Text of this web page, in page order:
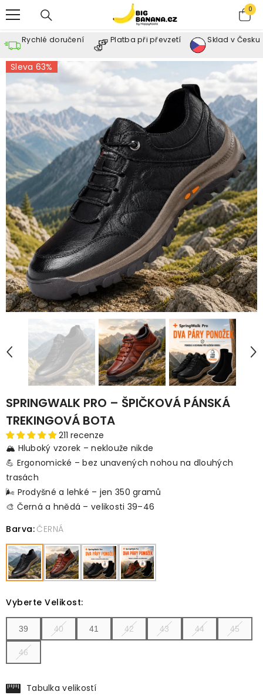
0
0
Rychlé doručení Platba při převzetí Sklad v Česku
Sleva 63%
SPRINGWALK PRO – ŠPIČKOVÁ PÁNSKÁ
TREKINGOVÁ BOTA
211 recenze
🏔️ Hluboký vzorek – neklouže nikde
💪 Ergonomické – bez unavených nohou na dlouhých
trasách
🌬️ Prodyšné a lehké – jen 350 gramů
🎨 Černá a hnědá – velikosti 39–46
Barva:ČERNÁ
Vyberte Velikost:
39 40 41 42 43 44 45
46
Tabulka velikostí